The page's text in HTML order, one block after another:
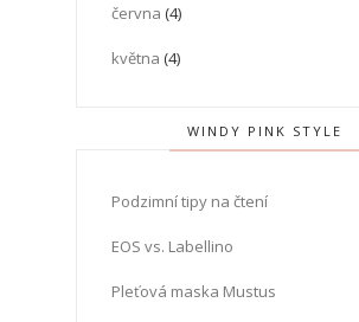
června (4)
května (4)
WINDY PINK STYLE
Podzimní tipy na čtení
EOS vs. Labellino
Pleťová maska Mustus